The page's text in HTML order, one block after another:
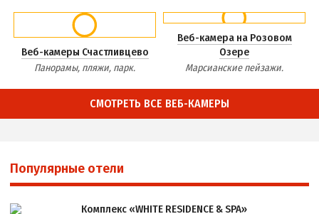
Веб-камеры Счастливцево
Панорамы, пляжи, парк.
Веб-камера на Розовом
Озере
Марсианские пейзажи.
СМОТРЕТЬ ВСЕ ВЕБ-КАМЕРЫ
Популярные отели
Комплекс «WHITE RESIDENCE & SPA»